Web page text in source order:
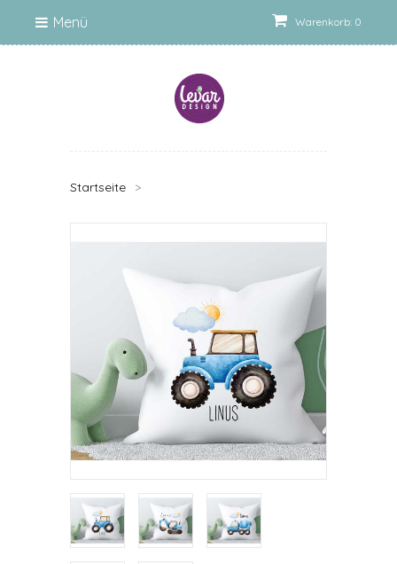
Warenkorb: 0
Menü
Startseite >